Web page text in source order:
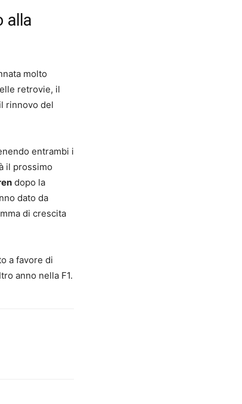
alla
molto
retrovie, il
rinnovo del
entrambi i
il prossimo
dopo la
dato da
di crescita
a favore di
anno nella F1.